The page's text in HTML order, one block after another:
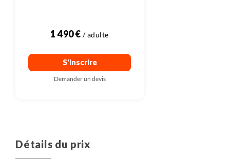
1 490 €
S'inscrire
Demander un devis
Détails du prix